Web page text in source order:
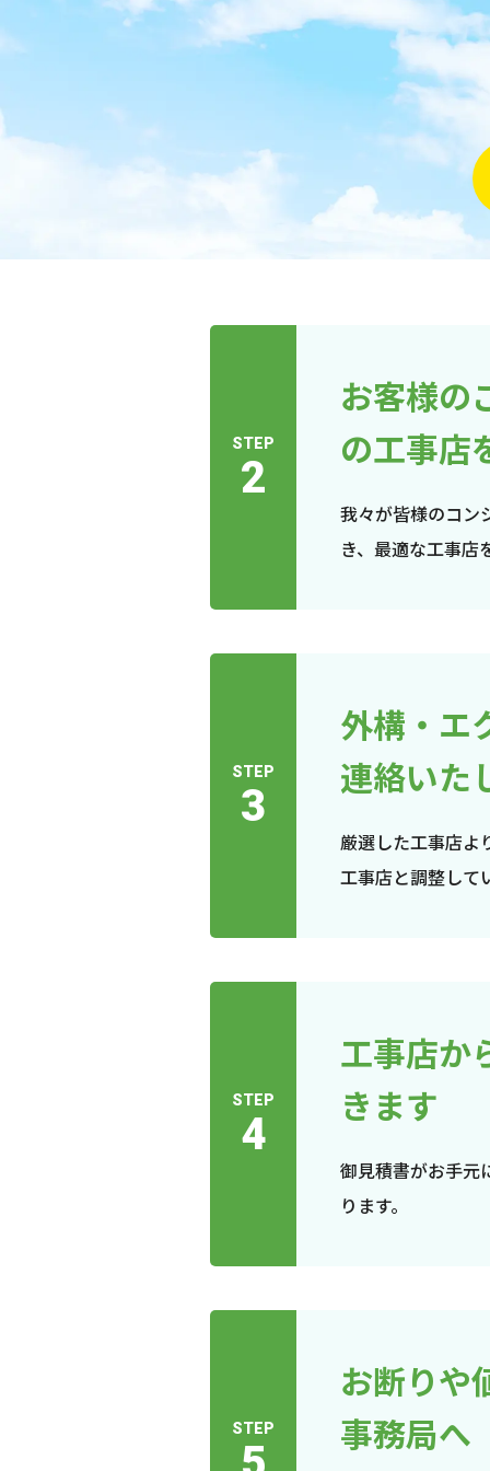
STEP
2
お客様の
の工事店
我々が皆様のコン
き、最適な工事店
STEP
3
外構・エ
連絡いた
厳選した工事店よ
工事店と調整して
STEP
4
工事店か
きます
御見積書がお手元
ります。
STEP
お断りや
事務局へ